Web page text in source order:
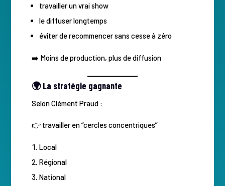
travailler un vrai show
le diffuser longtemps
éviter de recommencer sans cesse à zéro
➡️ Moins de production, plus de diffusion
🌍 La stratégie gagnante
Selon Clément Praud :
👉 travailler en “cercles concentriques”
Local
Régional
National